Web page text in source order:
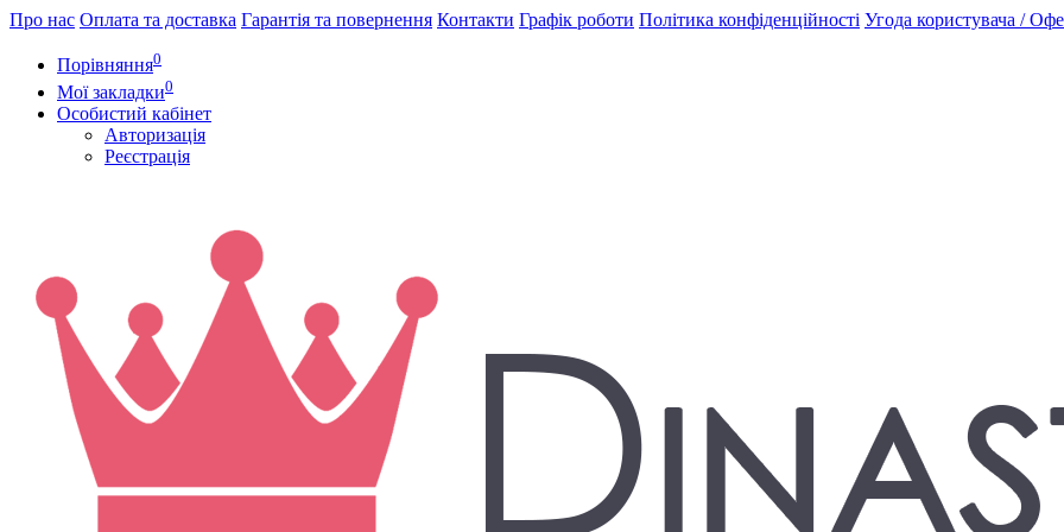
Про нас Оплата та доставка Гарантія та повернення Контакти Графік роботи Політика конфіденційності Угода користувача /
Порівняння0
Мої закладки0
Особистий кабінет
Авторизація
Реєстрація